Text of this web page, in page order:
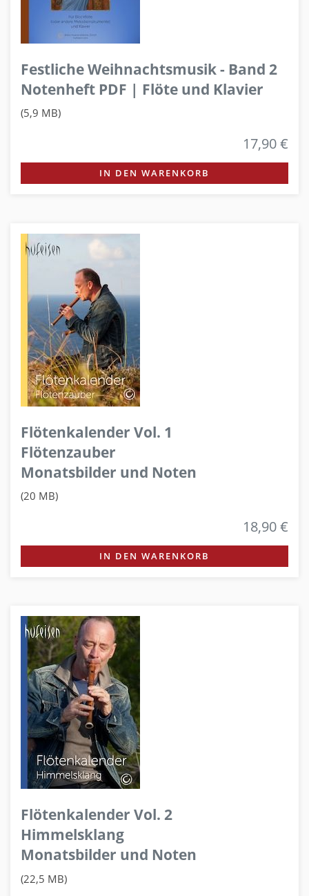
Festliche Weihnachtsmusik - Band 2
Notenheft PDF | Flöte und Klavier
(5,9 MB)
17,90 €
IN DEN WARENKORB
Flötenkalender Vol. 1
Flötenzauber
Monatsbilder und Noten
(20 MB)
18,90 €
IN DEN WARENKORB
Flötenkalender Vol. 2
Himmelsklang
Monatsbilder und Noten
(22,5 MB)